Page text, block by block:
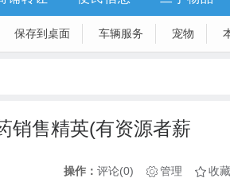
保存到桌面 车辆服务 宠物
销售精英(有资源者薪
操作： 评论(0) 管理 收藏